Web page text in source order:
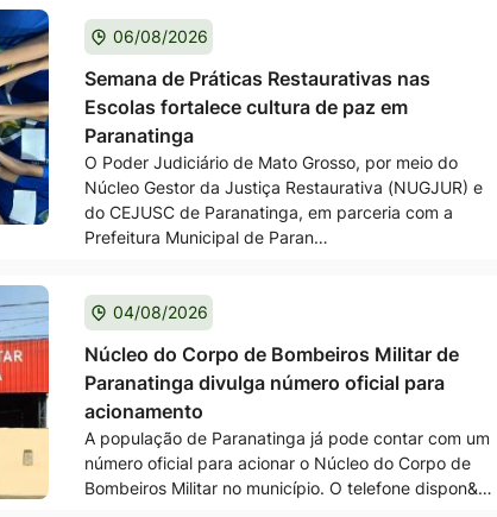
06/08/2026
Semana de Práticas Restaurativas nas
Escolas fortalece cultura de paz em
Paranatinga
O Poder Judiciário de Mato Grosso, por meio do
Núcleo Gestor da Justiça Restaurativa (NUGJUR) e
do CEJUSC de Paranatinga, em parceria com a
Prefeitura Municipal de Paran…
04/08/2026
Núcleo do Corpo de Bombeiros Militar de
Paranatinga divulga número oficial para
acionamento
A população de Paranatinga já pode contar com um
número oficial para acionar o Núcleo do Corpo de
Bombeiros Militar no município. O telefone dispon&…